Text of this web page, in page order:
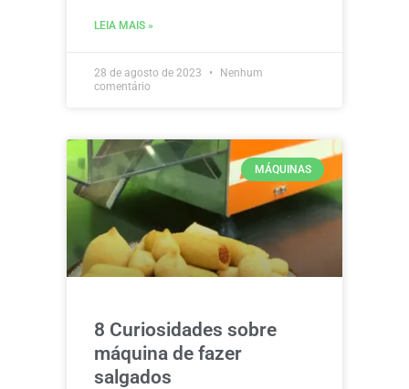
LEIA MAIS »
28 de agosto de 2023
Nenhum
comentário
MÁQUINAS
8 Curiosidades sobre
máquina de fazer
salgados